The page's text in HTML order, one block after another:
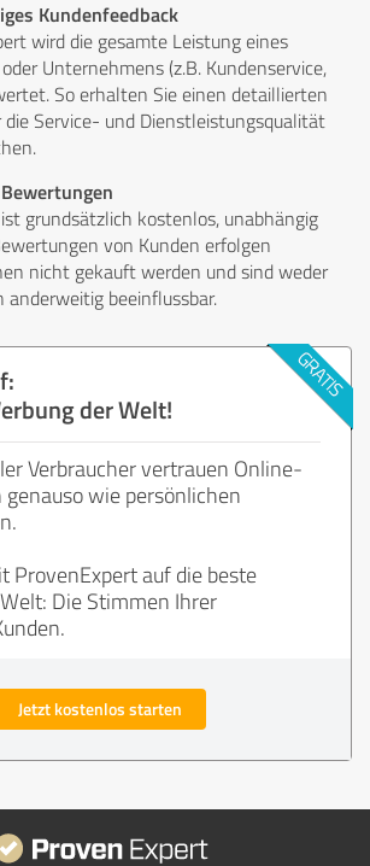
Kundenfeedback
wird die gesamte Leistung eines
Unternehmens (z.B. Kundenservice,
So erhalten Sie einen detaillierten
die Service- und Dienstleistungsqualität
grundsätzlich kostenlos, unabhängig
von Kunden erfolgen
nicht gekauft werden und sind weder
anderweitig beeinflussbar.
der Welt!
Verbraucher vertrauen Online-
wie persönlichen
ProvenExpert auf die beste
Die Stimmen Ihrer
Jetzt kostenlos starten